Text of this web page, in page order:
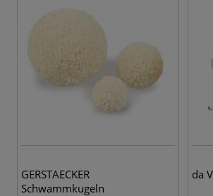
GERSTAECKER
Schwammkugeln
da